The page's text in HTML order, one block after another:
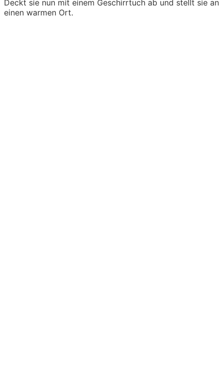
Deckt sie nun mit einem Geschirrtuch ab und stellt sie an
einen warmen Ort.